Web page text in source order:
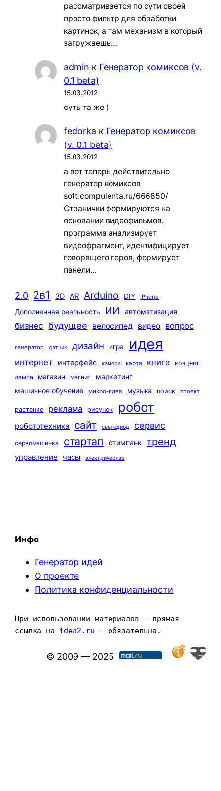
рассматривается по сути своей
просто фильтр для обработки
картинок, а там механизм в который
загружаешь…
admin к Генератор комиксов (v.
0.1 beta)
15.03.2012
суть та же )
fedorka к Генератор комиксов
(v. 0.1 beta)
15.03.2012
а вот теперь действительно
генератор комиксов
soft.compulenta.ru/666850/
Странички формируются на
основании видеофильмов.
программа анализирует
видеофрагмент, идентифицирует
говорящего героя, формирует
панели…
2.0 2в1 3D AR Arduino DIY iPhone
Дополненная реальность ИИ автоматизация
бизнес будущее велосипед видео вопрос
генератор датчик дизайн игра идея
интернет интерфейс камера карта книга
концепт
лампа
магазин магнит
маркетинг
машинное обучение
микро-идея музыка поиск проект
растение реклама рисунок робот
робототехника сайт светодиод сервис
сервомашинка стартап стимпанк тренд
управление часы электричество
Инфо
Генератор идей
О проекте
Политика конфиденциальности
При использовании материалов - прямая
ссылка на idea2.ru — обязательна.
© 2009 — 2025